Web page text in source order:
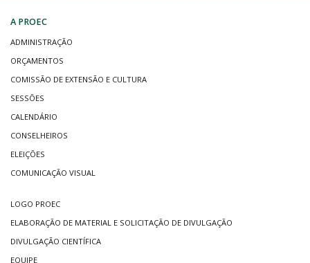
A PROEC
ADMINISTRAÇÃO
ORÇAMENTOS
COMISSÃO DE EXTENSÃO E CULTURA
SESSÕES
CALENDÁRIO
CONSELHEIROS
ELEIÇÕES
COMUNICAÇÃO VISUAL
LOGO PROEC
ELABORAÇÃO DE MATERIAL E SOLICITAÇÃO DE DIVULGAÇÃO
DIVULGAÇÃO CIENTÍFICA
EQUIPE